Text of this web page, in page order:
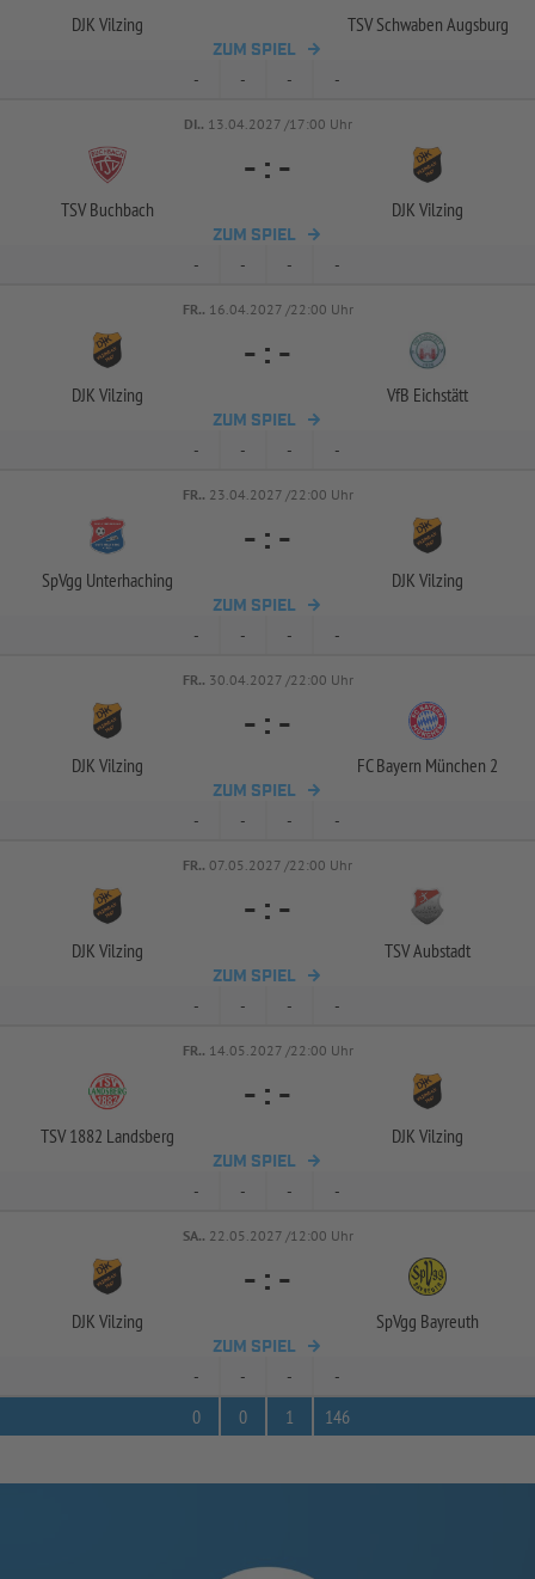
DJK Vilzing TSV Schwaben Augsburg
ZUM SPIEL
- - - -
DI.. 13.04.2027 /17:00 Uhr
TSV Buchbach
- : -
DJK Vilzing
ZUM SPIEL
- - - -
FR.. 16.04.2027 /22:00 Uhr
DJK Vilzing
- : -
VfB Eichstätt
ZUM SPIEL
- - - -
FR.. 23.04.2027 /22:00 Uhr
SpVgg Unterhaching
- : -
DJK Vilzing
ZUM SPIEL
- - - -
FR.. 30.04.2027 /22:00 Uhr
DJK Vilzing
- : -
FC Bayern München 2
ZUM SPIEL
- - - -
FR.. 07.05.2027 /22:00 Uhr
DJK Vilzing
- : -
TSV Aubstadt
ZUM SPIEL
- - - -
FR.. 14.05.2027 /22:00 Uhr
TSV 1882 Landsberg
- : -
DJK Vilzing
ZUM SPIEL
- - - -
SA.. 22.05.2027 /12:00 Uhr
DJK Vilzing
- : -
SpVgg Bayreuth
ZUM SPIEL
- - -
-
0
0 1 146